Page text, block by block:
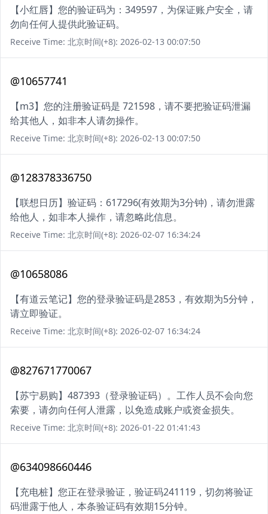
【小红唇】您的验证码为：349597，为保证账户安全，请
勿向任何人提供此验证码。
Receive Time: 北京时间(+8): 2026-02-13 00:07:50
@10657741
【m3】您的注册验证码是 721598，请不要把验证码泄漏
给其他人，如非本人请勿操作。
Receive Time: 北京时间(+8): 2026-02-13 00:07:50
@128378336750
【联想日历】验证码：617296(有效期为3分钟)，请勿泄露
给他人，如非本人操作，请忽略此信息。
Receive Time: 北京时间(+8): 2026-02-07 16:34:24
@10658086
【有道云笔记】您的登录验证码是2853，有效期为5分钟，
请立即验证。
Receive Time: 北京时间(+8): 2026-02-07 16:34:24
@827671770067
【苏宁易购】487393（登录验证码）。工作人员不会向您
索要，请勿向任何人泄露，以免造成账户或资金损失。
Receive Time: 北京时间(+8): 2026-01-22 01:41:43
@634098660446
【充电桩】您正在登录验证，验证码241119，切勿将验证
码泄露于他人，本条验证码有效期15分钟。